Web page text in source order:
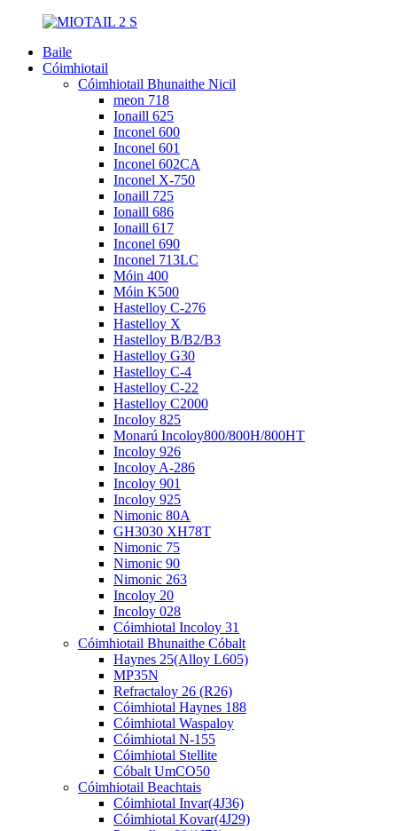
Baile
Cóimhiotail
Cóimhiotail Bhunaithe Nicil
meon 718
Ionaill 625
Inconel 600
Inconel 601
Inconel 602CA
Inconel X-750
Ionaill 725
Ionaill 686
Ionaill 617
Inconel 690
Inconel 713LC
Móin 400
Móin K500
Hastelloy C-276
Hastelloy X
Hastelloy B/B2/B3
Hastelloy G30
Hastelloy C-4
Hastelloy C-22
Hastelloy C2000
Incoloy 825
Monarú Incoloy800/800H/800HT
Incoloy 926
Incoloy A-286
Incoloy 901
Incoloy 925
Nimonic 80A
GH3030 XH78T
Nimonic 75
Nimonic 90
Nimonic 263
Incoloy 20
Incoloy 028
Cóimhiotal Incoloy 31
Cóimhiotail Bhunaithe Cóbalt
Haynes 25(Alloy L605)
MP35N
Refractaloy 26 (R26)
Cóimhiotal Haynes 188
Cóimhiotal Waspaloy
Cóimhiotal N-155
Cóimhiotal Stellite
Cóbalt UmCO50
Cóimhiotail Beachtais
Cóimhiotal Invar(4J36)
Cóimhiotal Kovar(4J29)